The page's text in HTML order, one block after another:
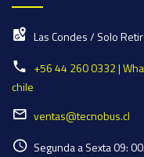
Las Condes / Solo
+56 44 260 0332 |
chile
ventas@tecnobus.cl
Segunda a Sexta 09: